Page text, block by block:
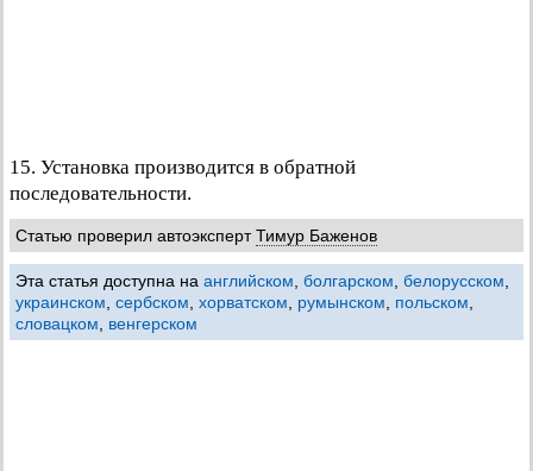
15. Установка производится в обратной
последовательности.
Статью проверил автоэкспертТимур Баженов
Эта статья доступна на английском болгарском белорусском
украинском сербском хорватском румынском польском
словацком
венгерском